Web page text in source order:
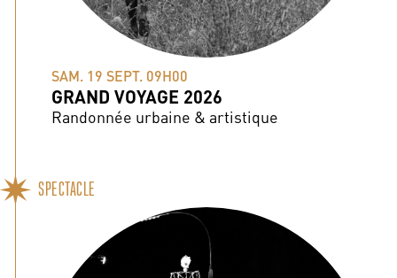
SAM. 19 SEPT. 09H00
GRAND VOYAGE 2026
Randonnée urbaine & artistique
SPECTACLE